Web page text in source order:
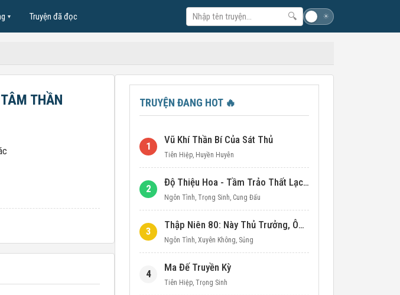
▼ Truyện đã đọc 🔍 ☀
THẦN TRUYỆN ĐANG HOT 🔥
1
Vũ Khí Thần Bí Của Sát Thủ
Tiên Hiệp, Huyền Huyễn
2
Độ Thiệu Hoa - Tầm Trảo Thất Lạc Đích Ái Tình
Ngôn Tình, Trọng Sinh, Cung Đấu
3
Thập Niên 80: Này Thủ Trưởng, Ôm Một Cái Đi!
Ngôn Tình, Xuyên Không, Sủng
4
Ma Đế Truyền Kỳ
Tiên Hiệp, Trọng Sinh